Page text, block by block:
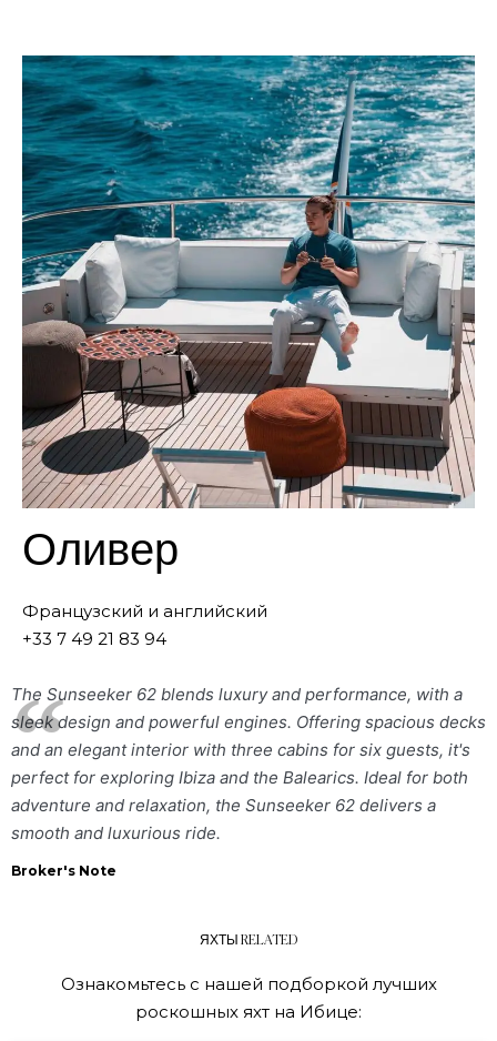
Оливер
Французский и английский
+33 7 49 21 83 94
The Sunseeker 62 blends luxury and performance, with a
sleek design and powerful engines. Offering spacious decks
and an elegant interior with three cabins for six guests, it's
perfect for exploring Ibiza and the Balearics. Ideal for both
adventure and relaxation, the Sunseeker 62 delivers a
smooth and luxurious ride.
Broker's Note
ЯХТЫ RELATED
Ознакомьтесь с нашей подборкой лучших
роскошных яхт на Ибице: